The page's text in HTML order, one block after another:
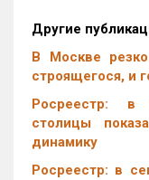
Другие
В Москве
строящегося, и
Росреестр: в
столицы
динамику
Росреестр: в